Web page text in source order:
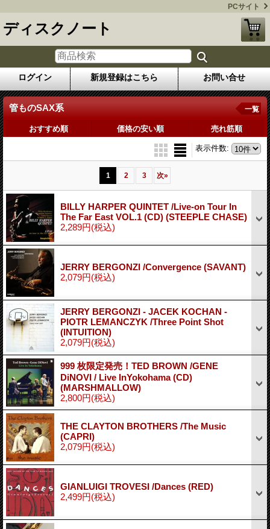
PCサイト
ディスクノート
ログイン 新規登録はこちら お問い合せ
管ものSAX系 一覧
おすすめ順 価格の安い順 売れ筋順
表示件数:
1 2 3 次»
BILLY HARPER QUINTET /Live-on Tour In
The Far East VOL.1 (CD) (STEEPLE CHASE)
2,289円(税込)
JERRY BERGONZI /Convergence (SAVANT)
2,079円(税込)
JERRY BERGONZI - JACEK KOCHAN -
PIOTR LEMANCZYK /Three Point Shot
(INTUITION)
2,079円(税込)
999 枚限定発売！TED BROWN /GENE
DiNOVI / Live InYokohama (CD)
(MARSHMALLOW)
2,800円(税込)
THE CLAYTON BROTHERS /The Music
(CAPRI)
2,079円(税込)
GIANLUIGI TROVESI /Dances (RED)
2,499円(税込)